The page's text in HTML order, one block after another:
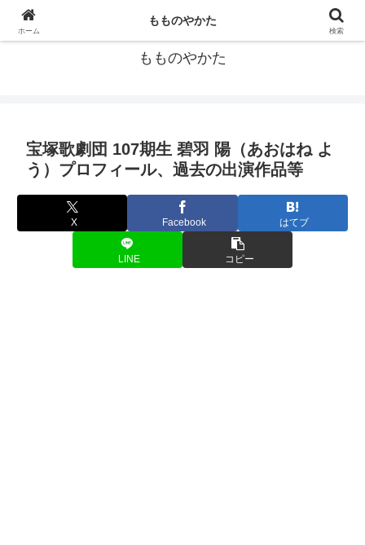
宝塚歌劇団の個人的データ集
もものやかた
宝塚歌劇団 107期生 碧羽 陽（あおはね よ
う）プロフィール、過去の出演作品等
X Facebook はてブ
LINE コピー
ホーム
もものやかた
検索